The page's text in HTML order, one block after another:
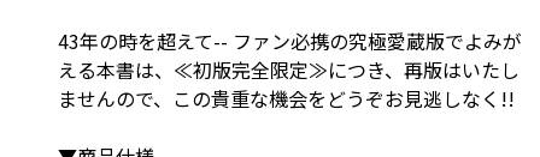
43年の時を超えて-- ファン必携の究極愛蔵版でよみが
える本書は、≪初版完全限定≫につき、再版はいたし
ませんので、この貴重な機会をどうぞお見逃しなく!!